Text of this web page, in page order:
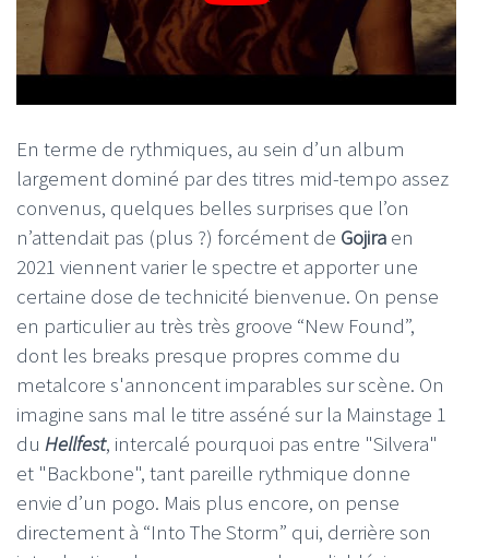
En terme de rythmiques, au sein d’un album
largement dominé par des titres mid-tempo assez
convenus, quelques belles surprises que l’on
n’attendait pas (plus ?) forcément de Gojira en
2021 viennent varier le spectre et apporter une
certaine dose de technicité bienvenue. On pense
en particulier au très très groove “New Found”,
dont les breaks presque propres comme du
metalcore s'annoncent imparables sur scène. On
imagine sans mal le titre asséné sur la Mainstage 1
du Hellfest, intercalé pourquoi pas entre "Silvera"
et "Backbone", tant pareille rythmique donne
envie d’un pogo. Mais plus encore, on pense
directement à “Into The Storm” qui, derrière son